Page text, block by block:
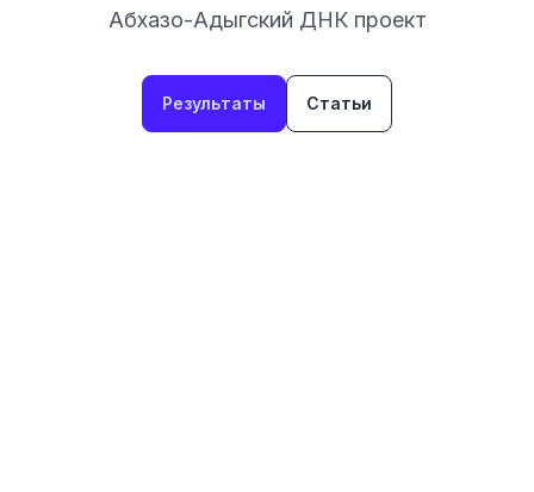
Абхазо-Адыгский ДНК проект
Результаты Статьи